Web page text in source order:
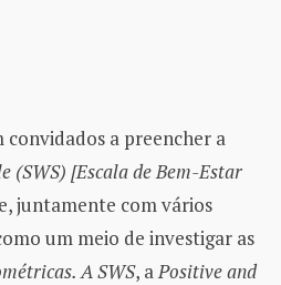
a preencher a
(SWS) [Escala de Bem-Estar
juntamente com vários
um meio de investigar as
A SWS, aPositive and